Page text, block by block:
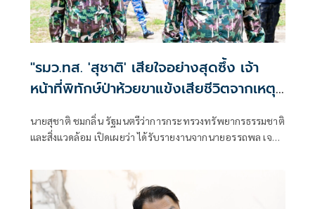
"รมว.ทส. 'สุชาติ' เสียใจอย่างสุดซึ้ง เจ้า
หน้าที่พิทักษ์ป่าห้วยขาแข้งเสียชีวิตจากเหตุ
ถูกสัตว์ป่าทำร้าย สั่งดูแลครอบครัวเต็มที่
พร้อมยกระดับมาตรการความปลอดภัยเจ้า
นายสุชาติ ชมกลิ่น รัฐมนตรีว่าการกระทรวงทรัพยากรธรรมชาติ
และสิ่งแวดล้อม เปิดเผยว่า ได้รับรายงานจากนายอรรถพล เจริญ
ยศักรินทร์ วิชาจารย์ พนักงานราชการ สังกัดเขตรักษาพันธุ์สัตว์
ป่าห้วยขาแข้ง เสียชีวิตจากเหตุถูกสัตว์ป่าทำร้าย ระหว่างปฏิบัติ
หน้าที่ในพื้นที่ เมื่อช่วงเช้าวันนี้